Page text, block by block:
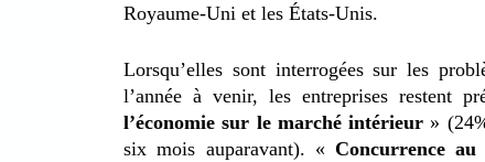
Royaume-Uni et les États-Unis.
Lorsqu’elles sont interrogées sur les
l’année à venir, les entreprises restent
l’économie sur le marché intérieur »
six mois auparavant). «Concurrence